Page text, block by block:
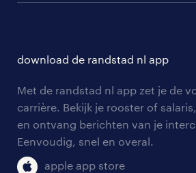
branches
tarieven
personeel gezocht
aanmelden nieuwsbrief
solliciteren
blogs en artikelen
salarischecker
bruto-netto calculator
onze vestigingen
pers
klachten en misstanden
download de randstad nl app
Met de randstad nl app zet je de
carrière. Bekijk je rooster of
en ontvang berichten van je
Eenvoudig, snel en overal.
apple app store